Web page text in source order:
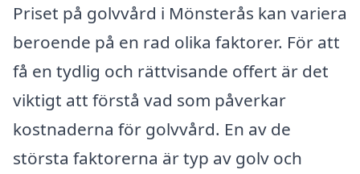
Priset på golvvård i Mönsterås kan variera
beroende på en rad olika faktorer. För att
få en tydlig och rättvisande offert är det
viktigt att förstå vad som påverkar
kostnaderna för golvvård. En av de
största faktorerna är typ av golv och